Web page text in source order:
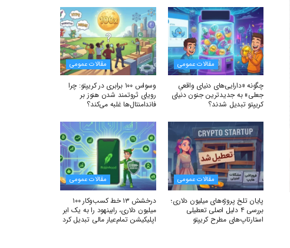
مقالات عمومی
چگونه «دارایی‌های دنیای واقعیِ
جعلی» به جدیدترین جنون دنیای
کریپتو تبدیل شدند؟
مقالات عمومی
وسواس ۱۰۰ برابری در کریپتو: چرا
رویای ثروتمند شدن هنوز بر
فاندامنتال‌ها غلبه می‌کند؟
مقالات عمومی
پایان تلخ پروژه‌های میلیون دلاری؛
بررسی ۴ دلیل اصلی تعطیلی
استارتاپ‌های مطرح کریپتو
مقالات عمومی
درخشش ۱۳ خط کسب‌وکار ۱۰۰
میلیون دلاری، رابینهود را به یک ابر
اپلیکیشن تمام‌عیار مالی تبدیل کرد